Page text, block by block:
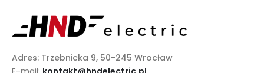
Adres: Trzebnicka 9, 50-245 Wrocław